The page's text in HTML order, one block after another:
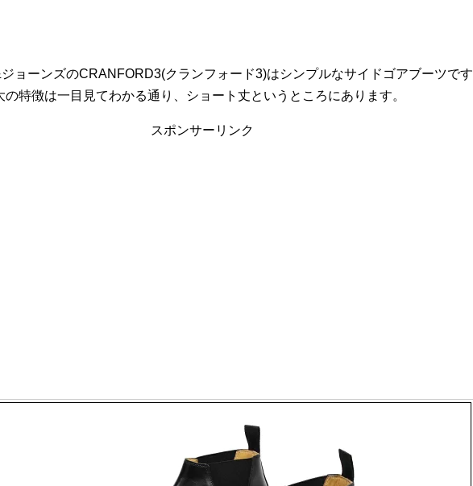
ョーンズのCRANFORD3(クランフォード3)はシンプルなサイドゴアブーツです
の特徴は一目見てわかる通り、ショート丈というところにあります。
スポンサーリンク